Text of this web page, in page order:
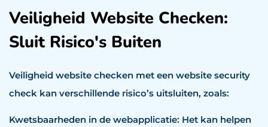
Veiligheid Website Checken:
Sluit Risico's Buiten
Veiligheid website checken met een website security
check kan verschillende risico’s uitsluiten, zoals:
Kwetsbaarheden in de webapplicatie: Het kan helpen